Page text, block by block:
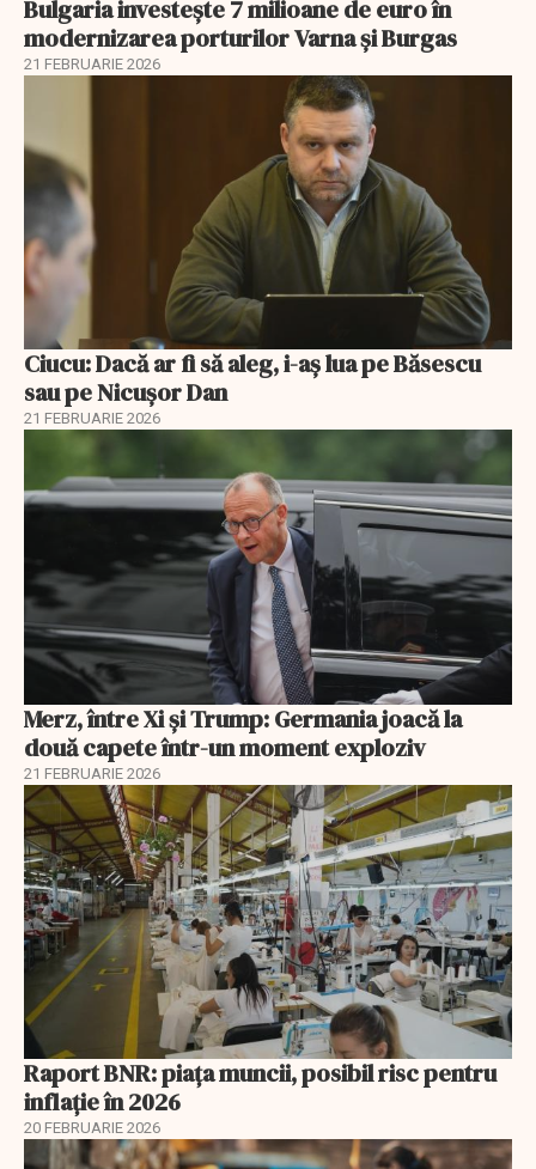
Bulgaria investește 7 milioane de euro în
modernizarea porturilor Varna și Burgas
21 FEBRUARIE 2026
Ciucu: Dacă ar fi să aleg, i-aș lua pe Băsescu
sau pe Nicușor Dan
21 FEBRUARIE 2026
Merz, între Xi și Trump: Germania joacă la
două capete într-un moment exploziv
21 FEBRUARIE 2026
Raport BNR: piața muncii, posibil risc pentru
inflație în 2026
20 FEBRUARIE 2026